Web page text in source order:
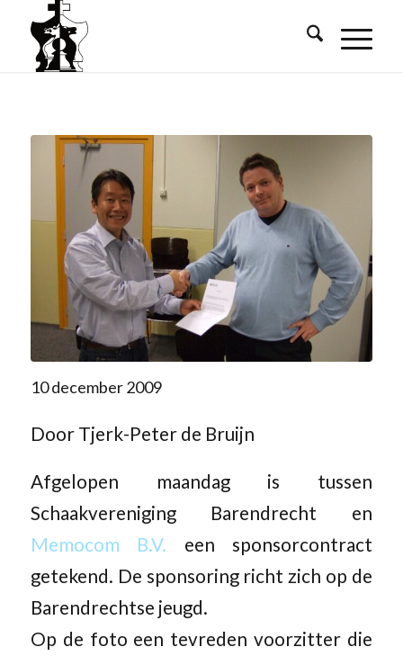
10 december 2009
Door Tjerk-Peter de Bruijn
Afgelopen maandag is tussen
Schaakvereniging Barendrecht en
Memocom B.V. een sponsorcontract
getekend. De sponsoring richt zich op de
Barendrechtse jeugd.
Op de foto een tevreden voorzitter die